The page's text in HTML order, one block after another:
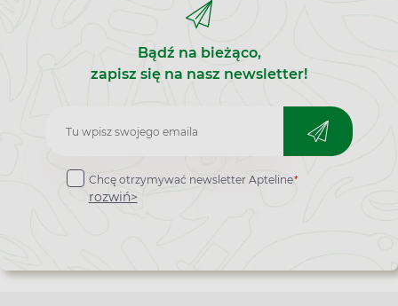
Bądź na bieżąco,
zapisz się na nasz newsletter!
Zapisz
do
newslettera
Chcę otrzymywać newsletter Apteline*
rozwiń>